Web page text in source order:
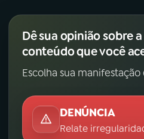
Dê sua opinião sobre
conteúdo que você
Escolha sua
DENÚNCIA
Relate